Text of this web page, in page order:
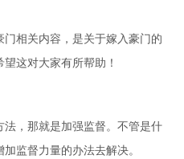
相关内容，是关于嫁入豪门的
这对大家有所帮助！
，那就是加强监督。不管是什
监督力量的办法去解决。